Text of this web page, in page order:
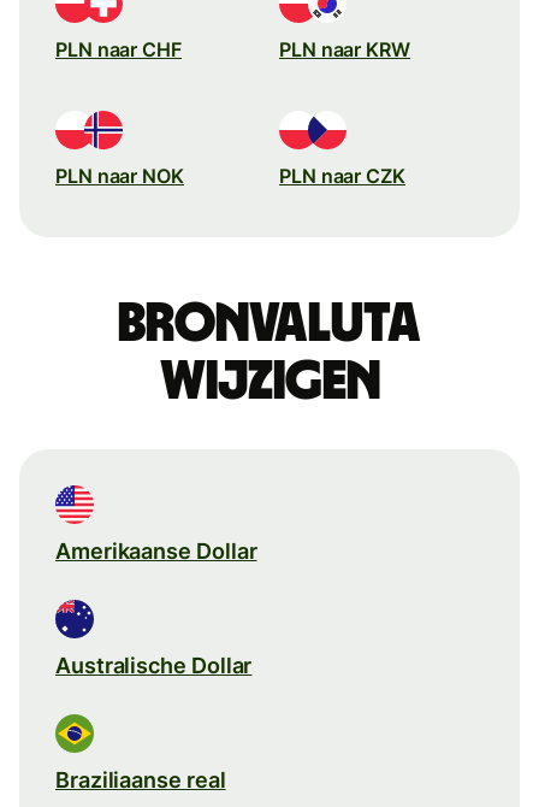
PLN naar CHF PLN naar KRW
PLN naar NOK PLN naar CZK
Bronvaluta
wijzigen
Amerikaanse Dollar
Australische Dollar
Braziliaanse real